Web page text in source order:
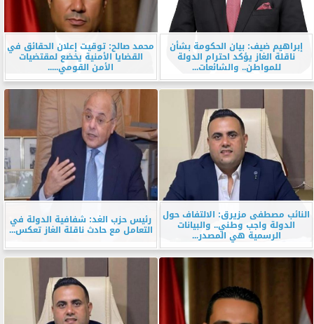
إبراهيم ضيف: بيان الحكومة بشأن
ناقلة الغاز يؤكد احترام الدولة
للمواطن.. والشائعات...
محمد صالح: توقيت إعلان الحقائق في
القضايا الأمنية يخضع لمقتضيات
الأمن القومي.....
النائب مصطفى مزيرق: الالتفاف حول
الدولة واجب وطني.. والبيانات
الرسمية هي المصدر...
رئيس حزب الغد: شفافية الدولة في
التعامل مع حادث ناقلة الغاز تعكس...